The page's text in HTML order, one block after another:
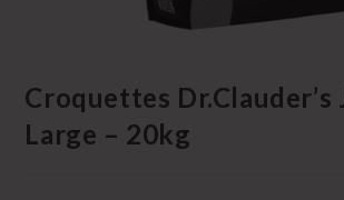
Croquettes Dr.Clauder’s
Large – 20kg